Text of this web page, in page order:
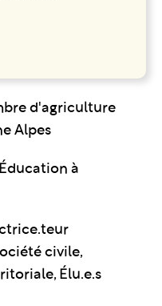
d'agriculture
Alpes
Éducation à
civile,
Élu.e.s